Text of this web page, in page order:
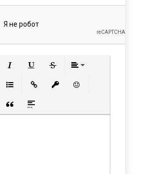
скрытого текста
Вставка цитаты
Вставка спойлера